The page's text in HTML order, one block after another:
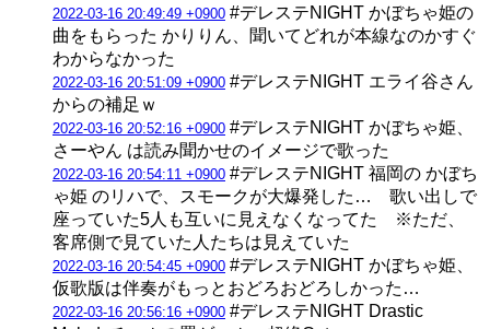
2022-03-16 20:49:49 +0900 #デレステNIGHT かぼちゃ姫の
曲をもらった かりりん、聞いてどれが本線なのかすぐ
わからなかった
2022-03-16 20:51:09 +0900 #デレステNIGHT エライ谷さん
からの補足ｗ
2022-03-16 20:52:16 +0900 #デレステNIGHT かぼちゃ姫、
さーやん は読み聞かせのイメージで歌った
2022-03-16 20:54:11 +0900 #デレステNIGHT 福岡の かぼち
ゃ姫 のリハで、スモークが大爆発した… 歌い出しで
座っていた5人も互いに見えなくなってた ※ただ、
客席側で見ていた人たちは見えていた
2022-03-16 20:54:45 +0900 #デレステNIGHT かぼちゃ姫、
仮歌版は伴奏がもっとおどろおどろしかった…
2022-03-16 20:56:16 +0900 #デレステNIGHT Drastic